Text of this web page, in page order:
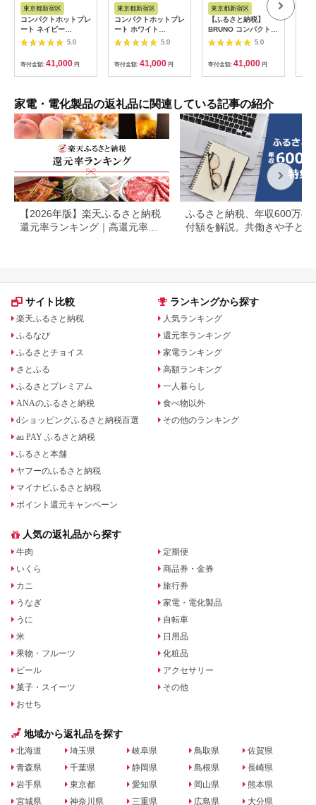
東京都新宿区
コンパクトホットプレ
ート ネイビー
BRUNO【※配送時期
をご確認ください※】
0152-001-S07-3
5.0
寄付金額: 41,000 円
東京都新宿区
コンパクトホットプレ
ート ホワイト
BRUNO 0152-001-
5.0
寄付金額: 41,000 円
東京都新宿区
【ふるさと納税】
BRUNO コンパクトホ
ットプレート プレー
ト2種(たこ焼き 平面)
【選べるカラー レッ
ド / ホワイト / ネイビ
ー】【※配送時期をご
_0152-001-S07 ホッ
トプレート ブルーノ
家電 食卓 料理 料理
プレゼント 贈り物 ギ
フト 東京
5.0
寄付金額: 41,000 円
家電・電化製品の返礼品に関連している記事の紹介
【2026年版】楽天ふるさと納税
還元率ランキング｜高還元率返
ふるさと納税、年収600万の
付額を解説。共働きや子ども
サイト比較
楽天ふるさと納税
ふるなび
ふるさとチョイス
さとふる
ふるさとプレミアム
ANAのふるさと納税
dショッピングふるさと納税百選
au PAY ふるさと納税
ふるさと本舗
ヤフーのふるさと納税
マイナビふるさと納税
ポイント還元キャンペーン
ランキングから探す
人気ランキング
還元率ランキング
家電ランキング
高額ランキング
一人暮らし
食べ物以外
その他のランキング
人気の返礼品から探す
牛肉
いくら
カニ
うなぎ
うに
米
果物・フルーツ
ビール
菓子・スイーツ
おせち
定期便
商品券・金券
旅行券
家電・電化製品
自転車
日用品
化粧品
アクセサリー
その他
地域から返礼品を探す
北海道
青森県
岩手県
宮城県
埼玉県
千葉県
東京都
神奈川県
岐阜県
静岡県
愛知県
三重県
鳥取県
島根県
岡山県
広島県
佐賀県
長崎県
熊本県
大分県